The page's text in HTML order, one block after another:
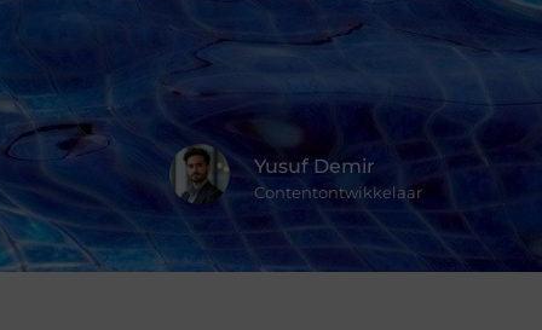
Yusuf Demir
Contentontwikkelaar